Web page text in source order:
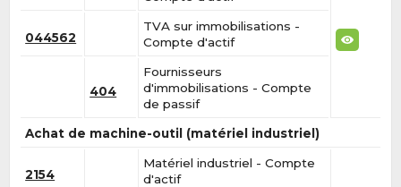
044562
TVA sur immobilisations -
Compte d'actif
404
Fournisseurs
d'immobilisations - Compte
de passif
Achat de machine-outil (matériel industriel)
2154
Matériel industriel - Compte
d'actif